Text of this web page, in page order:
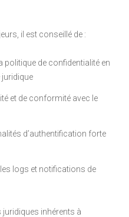
il est conseillé de :
politique de confidentialité en
et de conformité avec le
d’authentification forte
logs et notifications de
juridiques inhérents à